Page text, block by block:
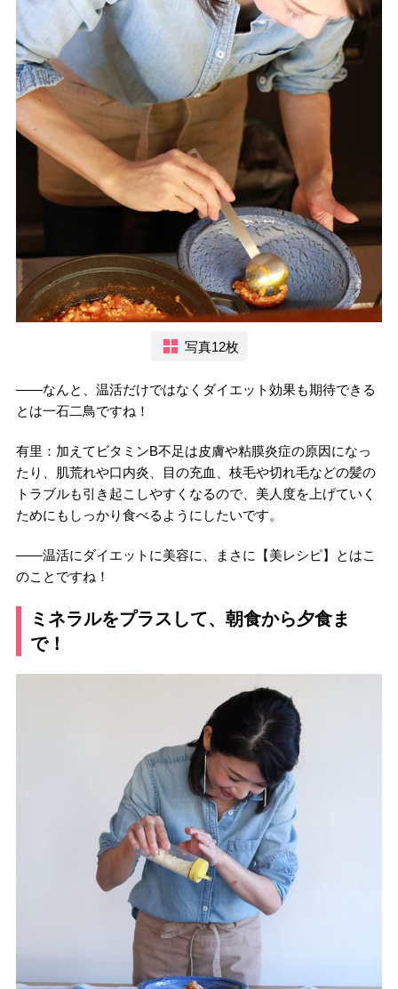
写真12枚
――なんと、温活だけではなくダイエット効果も期待できる
とは一石二鳥ですね！
有里：加えてビタミンB不足は皮膚や粘膜炎症の原因になっ
たり、肌荒れや口内炎、目の充血、枝毛や切れ毛などの髪の
トラブルも引き起こしやすくなるので、美人度を上げていく
ためにもしっかり食べるようにしたいです。
――温活にダイエットに美容に、まさに【美レシピ】とはこ
のことですね！
ミネラルをプラスして、朝食から夕食ま
で！